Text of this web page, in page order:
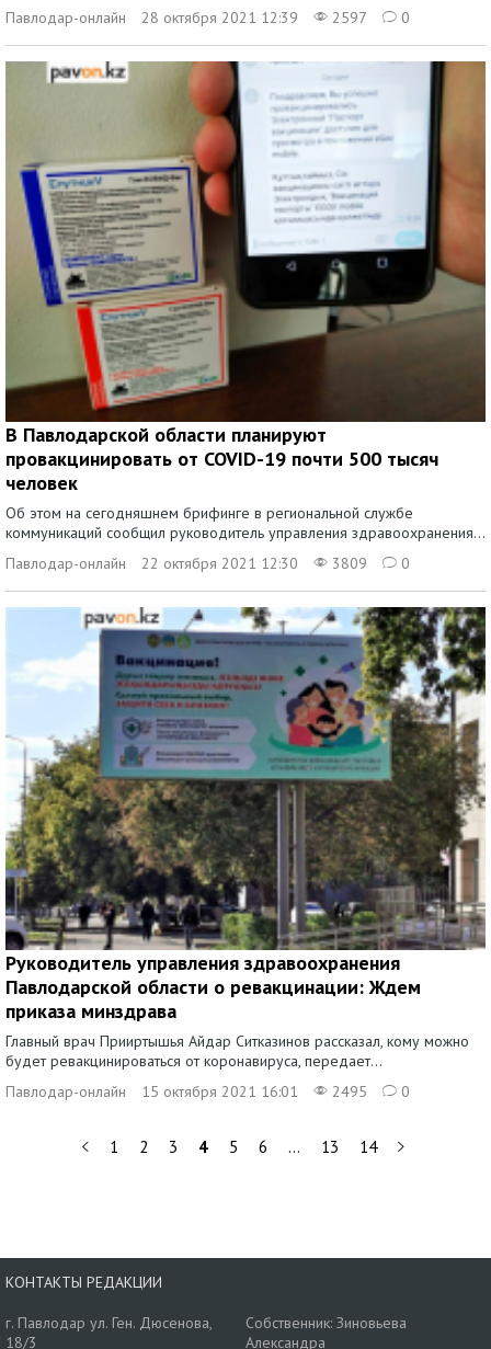
Павлодар-онлайн
28 октября 2021 12:39 2597 0
В Павлодарской области планируют
провакцинировать от COVID-19 почти 500 тысяч
человек
Об этом на сегодняшнем брифинге в региональной службе
коммуникаций сообщил руководитель управления здравоохранения...
Павлодар-онлайн
22 октября 2021 12:30 3809 0
Руководитель управления здравоохранения
Павлодарской области о ревакцинации: Ждем
приказа минздрава
Главный врач Прииртышья Айдар Ситказинов рассказал, кому можно
будет ревакцинироваться от коронавируса, передает...
Павлодар-онлайн
15 октября 2021 16:01 2495 0
1 2 3 4 5 6 … 13 14
КОНТАКТЫ РЕДАКЦИИ
г. Павлодар ул. Ген. Дюсенова,
18/3
Собственник: Зиновьева
Александра